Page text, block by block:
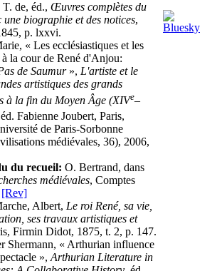
de, éd., Œuvres complètes du
une biographie et des notices,
p. lxxvi.
« Les ecclésiastiques et les
à la cour de René d'Anjou:
de Saumur», L'artiste et le
artistiques des grands
à la fin du Moyen Âge (XIVe–
Fabienne Joubert, Paris,
de Paris-Sorbonne
médiévales, 36), 2006,
du recueil: O. Bertrand, dans
médiévales, Comptes
[Rev]
Albert, Le roi René, sa vie,
ses travaux artistiques et
Firmin Didot, 1875, t. 2, p. 147.
Shermann, « Arthurian influence
», Arthurian Literature in